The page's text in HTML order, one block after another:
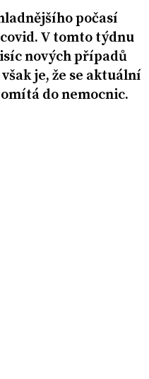
počasí
V tomto týdnu
nových případů
je, že se aktuální
do nemocnic.